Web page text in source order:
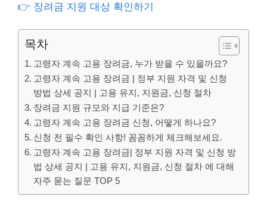
👉 장려금 지원 대상 확인하기
목차
고령자 계속 고용 장려금, 누가 받을 수 있을까요?
고령자 계속 고용 장려금 | 정부 지원 자격 및 신청
방법 상세 공지 | 고용 유지, 지원금, 신청 절차
장려금 지원 규모와 지급 기준은?
고령자 계속 고용 장려금 신청, 어떻게 하나요?
신청 전 필수 확인 사항! 꼼꼼하게 체크해보세요.
고령자 계속 고용 장려금| 정부 지원 자격 및 신청 방
법 상세 공지 | 고용 유지, 지원금, 신청 절차 에 대해
자주 묻는 질문 TOP 5